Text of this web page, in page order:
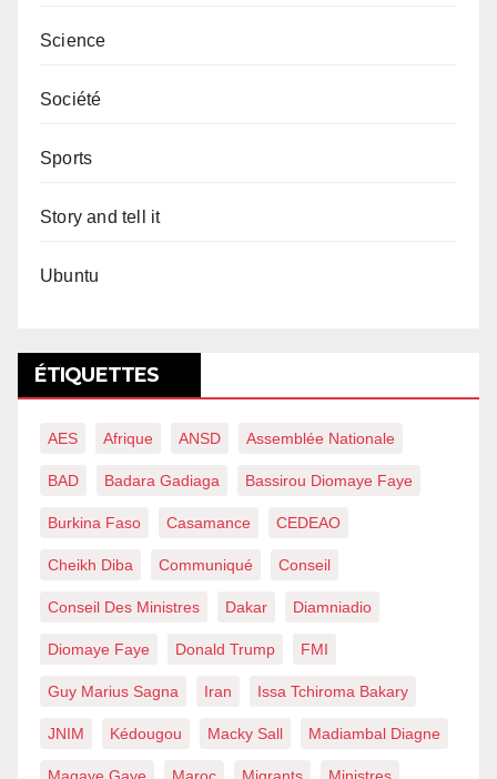
Science
Société
Sports
Story and tell it
Ubuntu
ÉTIQUETTES
AES Afrique ANSD Assemblée Nationale
BAD Badara Gadiaga Bassirou Diomaye Faye
Burkina Faso Casamance CEDEAO
Cheikh Diba Communiqué Conseil
Conseil Des Ministres Dakar Diamniadio
Diomaye Faye Donald Trump FMI
Guy Marius Sagna Iran Issa Tchiroma Bakary
JNIM Kédougou Macky Sall Madiambal Diagne